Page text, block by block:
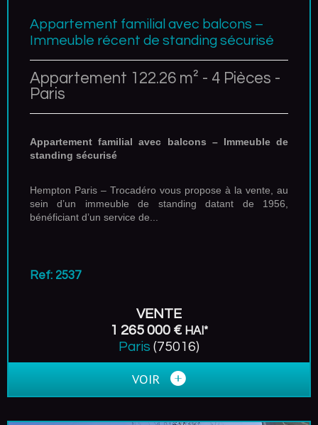
Appartement familial avec balcons –
Immeuble récent de standing sécurisé
Appartement 122.26 m² - 4 Pièces -
Paris
Appartement familial avec balcons – Immeuble de
standing sécurisé
Hempton Paris – Trocadéro vous propose à la vente, au
sein d’un immeuble de standing datant de 1956,
bénéficiant d’un service de...
Ref: 2537
VENTE
1 265 000 € HAI*
Paris (75016)
VOIR